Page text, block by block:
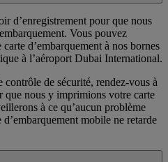
d’enregistrement pour que nous
Vous pouvez
d’embarquement à nos bornes
à l’aéroport Dubai International.
contrôle de sécurité, rendez-vous à
que nous y imprimions votre carte
à ce qu’aucun problème
mobile ne retarde